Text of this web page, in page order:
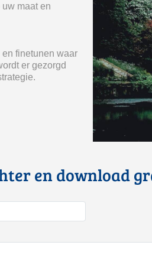
maat en
finetunen waar
er gezorgd
en download